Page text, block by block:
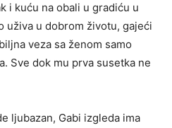
i kuću na obali u gradiću u
uživa u dobrom životu, gajeći
veza sa ženom samo
Sve dok mu prva susetka ne
ljubazan, Gabi izgleda ima